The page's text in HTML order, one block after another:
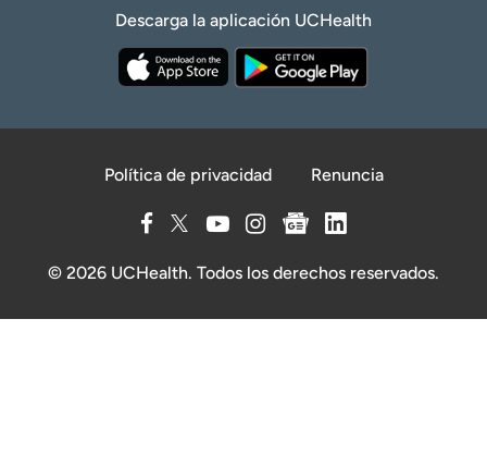
Descarga la aplicación UCHealth
Política de privacidad Renuncia
© 2026 UCHealth. Todos los derechos reservados.